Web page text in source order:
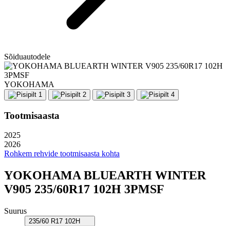
Sõiduautodele
YOKOHAMA
Tootmisaasta
2025
2026
Rohkem rehvide tootmisaasta kohta
YOKOHAMA BLUEARTH WINTER
V905 235/60R17 102H 3PMSF
Suurus
235/60 R17 102H